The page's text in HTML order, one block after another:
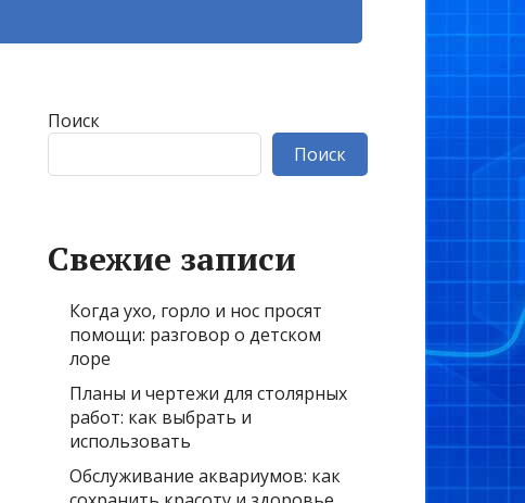
Поиск
Поиск
Свежие записи
Когда ухо, горло и нос просят
помощи: разговор о детском
лоре
Планы и чертежи для столярных
работ: как выбрать и
использовать
Обслуживание аквариумов: как